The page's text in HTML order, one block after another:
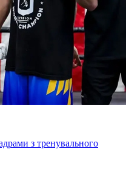
з тренувального